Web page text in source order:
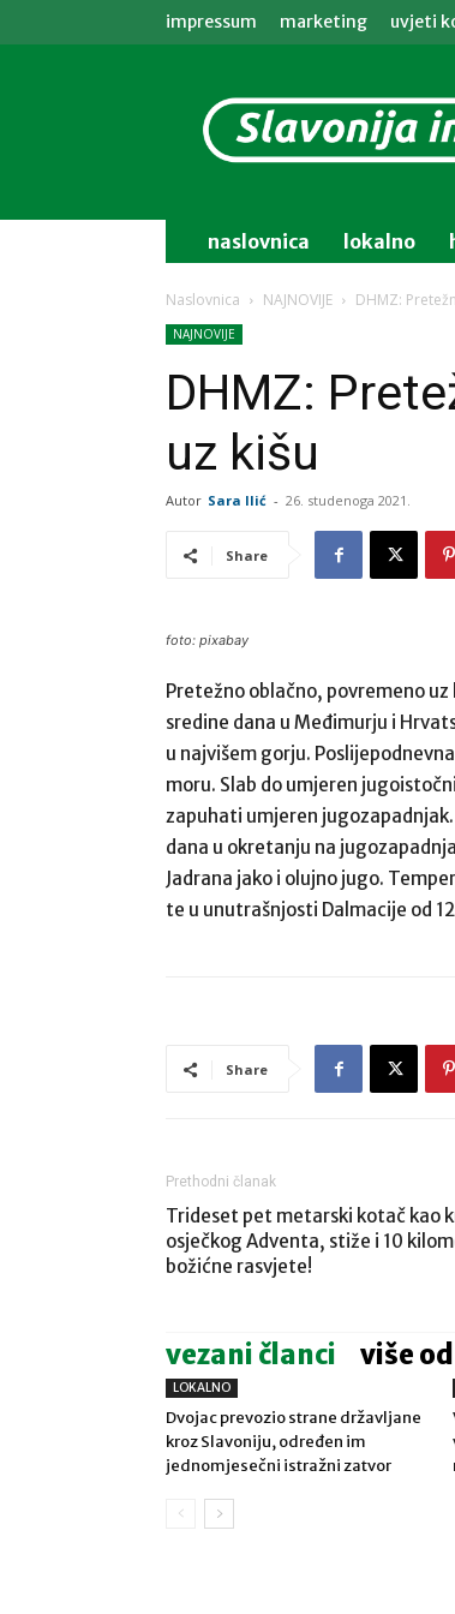
impressum marketing uvjeti
info
naslovnica lokalno
Naslovnica NAJNOVIJE DHMZ:
NAJNOVIJE
DHMZ:
uz kišu
Autor Sara Ilić - 26. studenoga 2021.
Share
foto: pixabay
Pretežno oblačno, povremeno
sredine dana u Međimurju i
u najvišem gorju.
moru. Slab do umjeren
zapuhati umjeren
dana u okretanju na
Jadrana jako i olujno jugo.
te u unutrašnjosti Dalmacije od 12
Share
Prethodni članak
Trideset pet metarski kotač kao
osječkog Adventa, stiže i 10
božićne rasvjete!
vezani članci više
LOKALNO
Dvojac prevozio strane državljane
kroz Slavoniju, određen im
jednomjesečni istražni zatvor